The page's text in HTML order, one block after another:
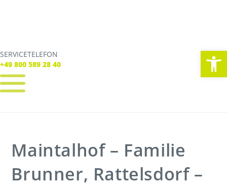
SERVICETELEFON
+49 800 589 28 40
SERVICE TELEFON
+49 800 589 28 40
Tickets
Freizeit
Unternehmen
Maintalhof – Familie
Brunner, Rattelsdorf –